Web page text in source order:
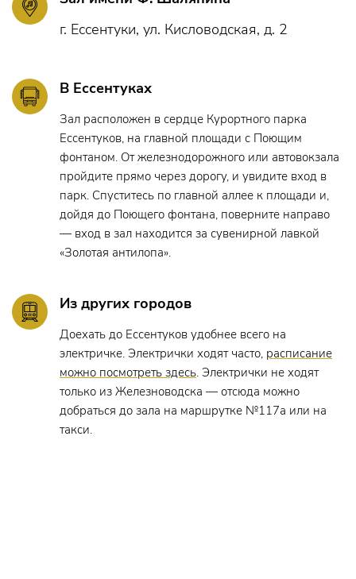
Первый мальчик –
Третий мальчик –Олеся Гурова
Жрецы – Филармонический хор им. В.И.Сафонова
Слуги – артисты миманса Евгения Тищенко, Дарина
Темирбулатова, Марина Кузнецова
Творческий состав:
международных конкурсов, главный дирижер
оркестраНиколай Цинман
Режиссёр-постановщик
Сценография– Карлос Пардо Гомес (Испания)
Художник по костюмам–
Карлос Пардо
(Испания)
г. Ессентуки, ул. Кисловодская, д. 2
В Ессентуках
Зал расположен в сердце Курортного парка
Ессентуков, на главной площади с Поющим
фонтаном. От железнодорожного или автовокзала
пройдите прямо через дорогу, и увидите вход в
парк. Спуститесь по главной аллее к площади и,
дойдя до Поющего фонтана, поверните направо
— вход в зал находится за сувенирной лавкой
«Золотая антилопа».
Из других городов
Доехать до Ессентуков удобнее всего на
электричке. Электрички ходят часто, расписание
можно посмотреть здесь. Электрички не ходят
только из Железноводска — отсюда можно
добраться до зала на маршрутке №117а или на
такси.